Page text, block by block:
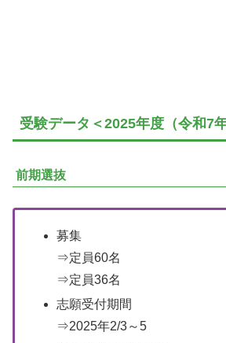
受験データ＜2025年度（令和7
前期選抜
募集
⇒定員60名
⇒定員36名
志願受付期間
⇒2025年2/3～5